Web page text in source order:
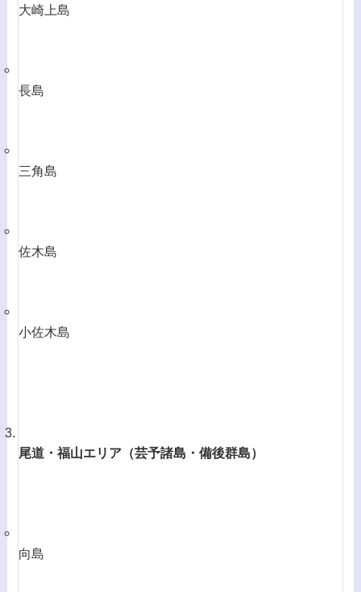
大崎上島
長島
三角島
佐木島
小佐木島
尾道・福山エリア（芸予諸島・備後群島）
向島